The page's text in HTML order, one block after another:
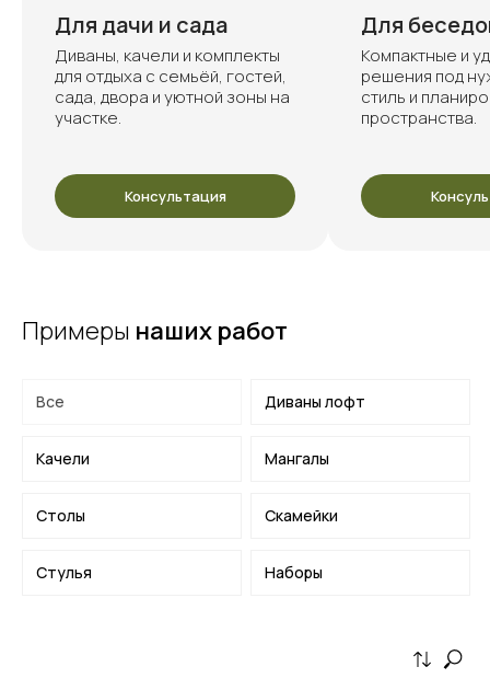
Для дачи и сада
Диваны, качели и комплекты
для отдыха с семьёй, гостей,
сада, двора и уютной зоны на
участке.
Консультация
Для
Компактные и
решения под
стиль и
пространства.
Примеры наших работ
Все Диваны лофт
Качели Мангалы
Столы Скамейки
Стулья Наборы